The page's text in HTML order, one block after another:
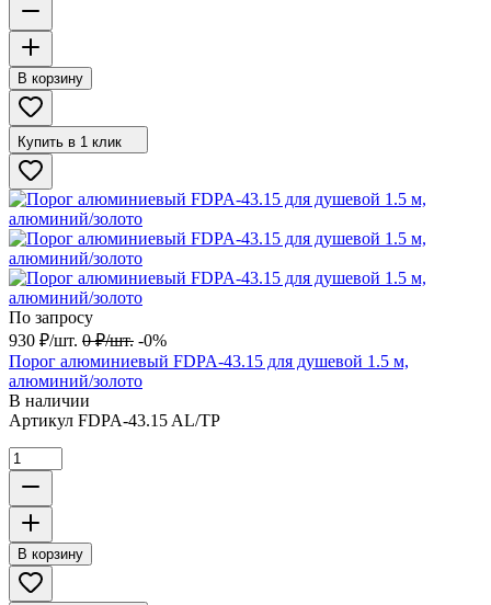
В корзину
Купить в 1 клик
По запросу
930 ₽/шт. 0 ₽/шт. -0%
Порог алюминиевый FDPA-43.15 для душевой 1.5 м,
алюминий/золото
В наличии
Артикул FDPA-43.15 AL/TP
В корзину